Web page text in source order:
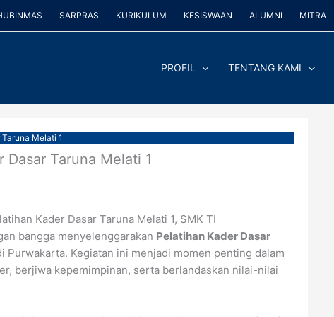
SARPRAS KURIKULUM KESISWAAN ALUMNI MITRA
PROFIL TENTANG KAMI
Melati 1
Dasar Taruna Melati 1
Kader Dasar Taruna Melati 1, SMK TI
bangga menyelenggarakan Pelatihan Kader Dasar
Purwakarta. Kegiatan ini menjadi momen penting dalam
berjiwa kepemimpinan, serta berlandaskan nilai-nilai